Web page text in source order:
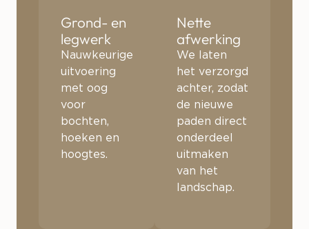
Grond- en
legwerk
Nauwkeurige
uitvoering
met oog
voor
bochten,
hoeken en
hoogtes.
Nette
afwerking
We laten
het verzorgd
achter, zodat
de nieuwe
paden direct
onderdeel
uitmaken
van het
landschap.